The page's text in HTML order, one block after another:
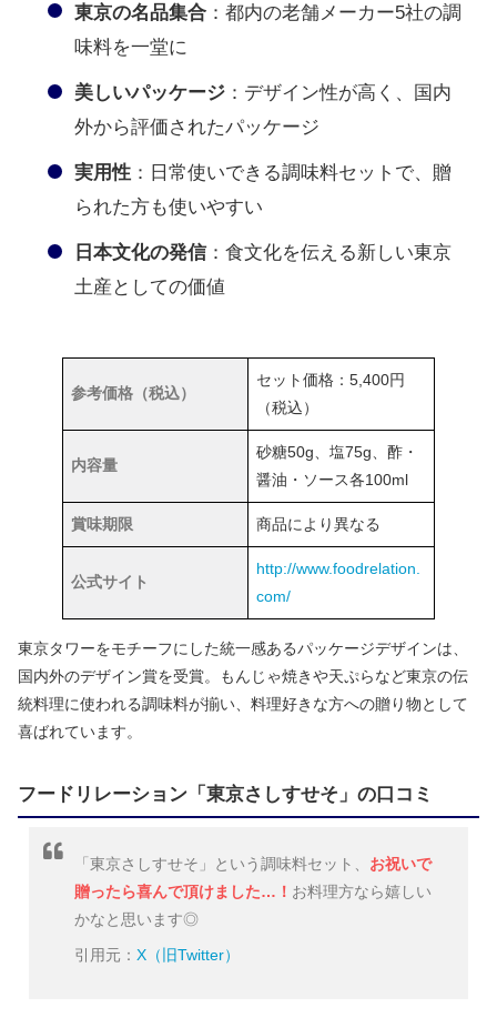
東京の名品集合 ：都内の老舗メーカー5社の調
味料を一堂に
美しいパッケージ ：デザイン性が高く、国内
外から評価されたパッケージ
実用性 ：日常使いできる調味料セットで、贈
られた方も使いやすい
日本文化の発信：食文化を伝える新しい東京
土産としての価値
参考価格（税込）
セット価格：5,400円
（税込）
内容量
砂糖50g、塩75g、酢・
醤油・ソース各100ml
賞味期限 商品により異なる
公式サイト
http://www.foodrelation.
com/
東京タワーをモチーフにした統一感あるパッケージデザインは、
国内外のデザイン賞を受賞。もんじゃ焼きや天ぷらなど東京の伝
統料理に使われる調味料が揃い、料理好きな方への贈り物として
喜ばれています。
フードリレーション「東京さしすせそ」の口コミ
「東京さしすせそ」という調味料セット、 お祝いで
贈ったら喜んで頂けました…！ お料理方なら嬉しい
かなと思います◎
引用元： X（旧Twitter）